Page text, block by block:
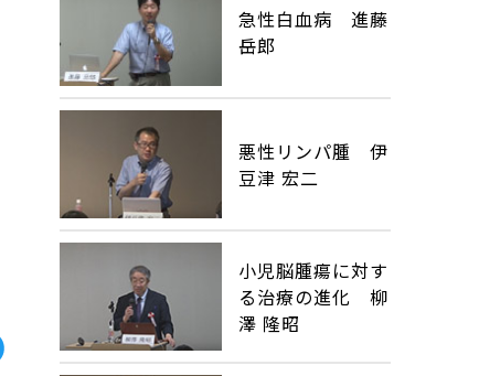
急性白血病 進藤
岳郎
悪性リンパ腫 伊
豆津 宏二
小児脳腫瘍に対す
る治療の進化 柳
澤 隆昭